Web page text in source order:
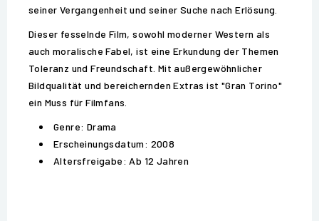
seiner Vergangenheit und seiner Suche nach Erlösung.
Dieser fesselnde Film, sowohl moderner Western als
auch moralische Fabel, ist eine Erkundung der Themen
Toleranz und Freundschaft. Mit außergewöhnlicher
Bildqualität und bereichernden Extras ist "Gran Torino"
ein Muss für Filmfans.
Genre: Drama
Erscheinungsdatum: 2008
Altersfreigabe: Ab 12 Jahren